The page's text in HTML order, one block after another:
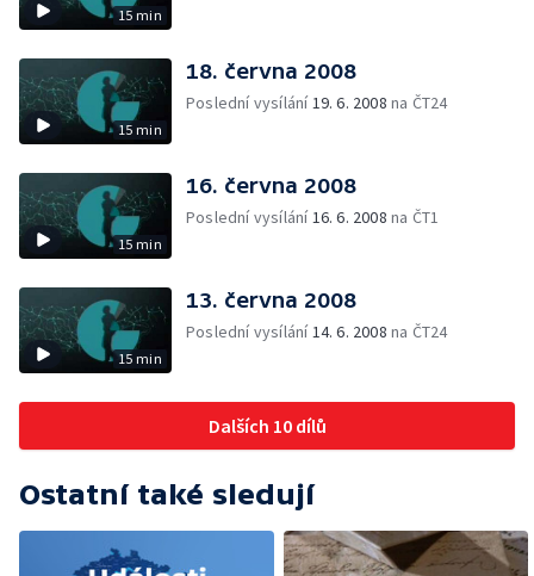
15 min
15 min
18. června 2008
Poslední vysílání19. 6. 2008 na ČT24
15 min
16. června 2008
Poslední vysílání16. 6. 2008 na ČT1
15 min
13. června 2008
Poslední vysílání14. 6. 2008 na ČT24
Dalších 10 dílů
Ostatní také sledují